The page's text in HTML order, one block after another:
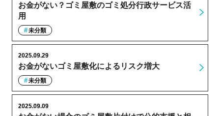
お金がない？ゴミ屋敷のゴミ処分行政サービス活
用
未分類
お金がないゴミ屋敷化によるリスク増大
2025.09.29
未分類
2025.09.09